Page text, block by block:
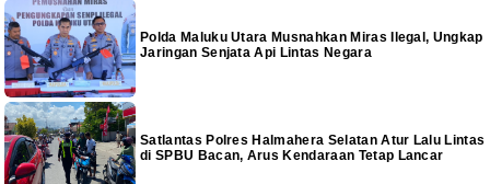
Polda Maluku Utara Musnahkan Miras Ilegal, Ungkap
Jaringan Senjata Api Lintas Negara
Satlantas Polres Halmahera Selatan Atur Lalu Lintas
di SPBU Bacan, Arus Kendaraan Tetap Lancar